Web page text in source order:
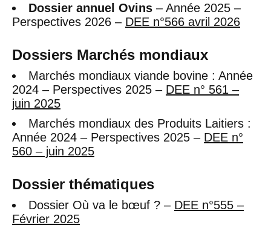
Dossier annuel Ovins – Année 2025 –
Perspectives 2026 – DEE n°566 avril 2026
Dossiers Marchés mondiaux
Marchés mondiaux viande bovine : Année
2024 – Perspectives 2025 – DEE n° 561 –
juin 2025
Marchés mondiaux des Produits Laitiers :
Année 2024 – Perspectives 2025 – DEE n°
560 – juin 2025
Dossier thématiques
Dossier Où va le bœuf ? – DEE n°555 –
Février 2025